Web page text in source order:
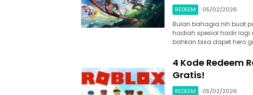
REDEEM 05/02/2026
Bulan bahagia nih buat
hadiah spesial hadir lagi
bahkan bisa dapet hero
4 Kode Redeem
Gratis!
REDEEM 05/02/2026